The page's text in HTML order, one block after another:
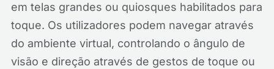
em telas grandes ou quiosques habilitados para
toque. Os utilizadores podem navegar através
do ambiente virtual, controlando o ângulo de
visão e direção através de gestos de toque ou